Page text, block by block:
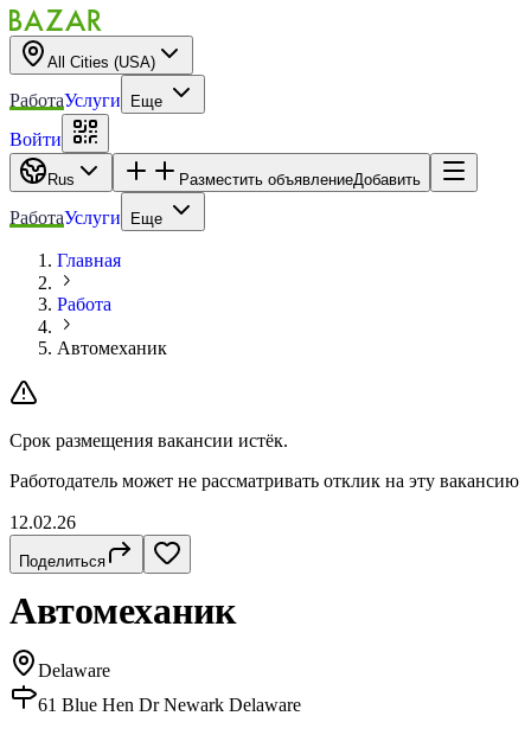
All Cities (USA)
РаботаУслуги Еще
Войти
Rus Разместить объявлениеДобавить
РаботаУслуги Еще
Главная
Работа
Автомеханик
Срок размещения вакансии истёк.
Работодатель может не рассматривать отклик на эту вакансию
12.02.26
Поделиться
Автомеханик
Delaware
61 Blue Hen Dr Newark Delaware